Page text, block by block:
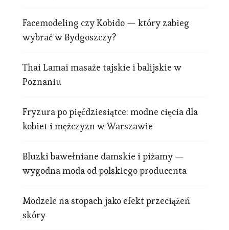
Facemodeling czy Kobido — który zabieg
wybrać w Bydgoszczy?
Thai Lamai masaże tajskie i balijskie w
Poznaniu
Fryzura po pięćdziesiątce: modne cięcia dla
kobiet i mężczyzn w Warszawie
Bluzki bawełniane damskie i piżamy —
wygodna moda od polskiego producenta
Modzele na stopach jako efekt przeciążeń
skóry